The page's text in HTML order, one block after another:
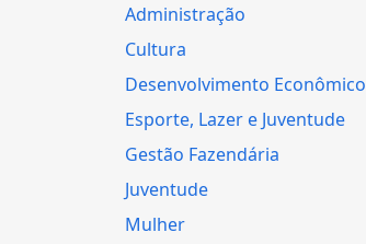
Administração
Cultura
Desenvolvimento Econômico
Esporte, Lazer e Juventude
Gestão Fazendária
Juventude
Mulher